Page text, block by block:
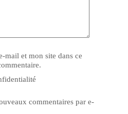
mail et mon site dans ce
commentaires par e-